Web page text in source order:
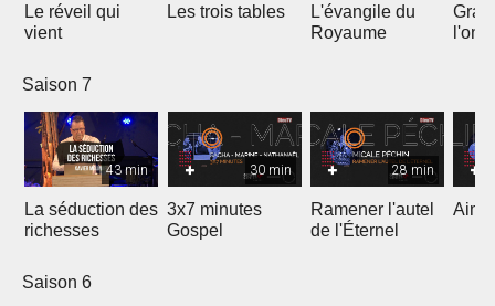
Le réveil qui
vient
Les trois tables
L'évangile du
Royaume
Saison 7
43 min
La séduction des
richesses
30 min
3x7 minutes
Gospel
28 min
Ramener l'autel
de l'Éternel
Saison 6